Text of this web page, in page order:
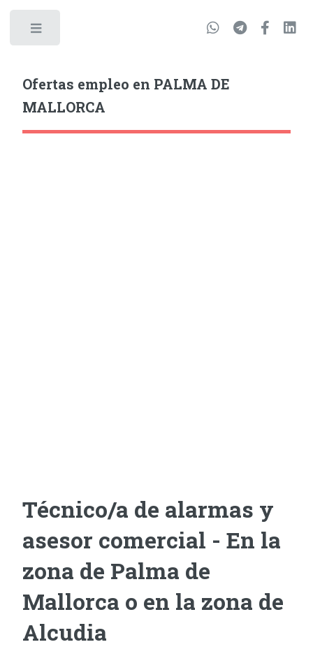
Ofertas empleo en PALMA DE
MALLORCA
Técnico/a de alarmas y
asesor comercial - En la
zona de Palma de
Mallorca o en la zona de
Alcudia